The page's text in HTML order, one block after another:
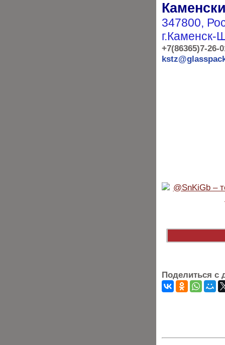
347800,
г.Каменск-
+7(86365)7-26-
Поделиться с